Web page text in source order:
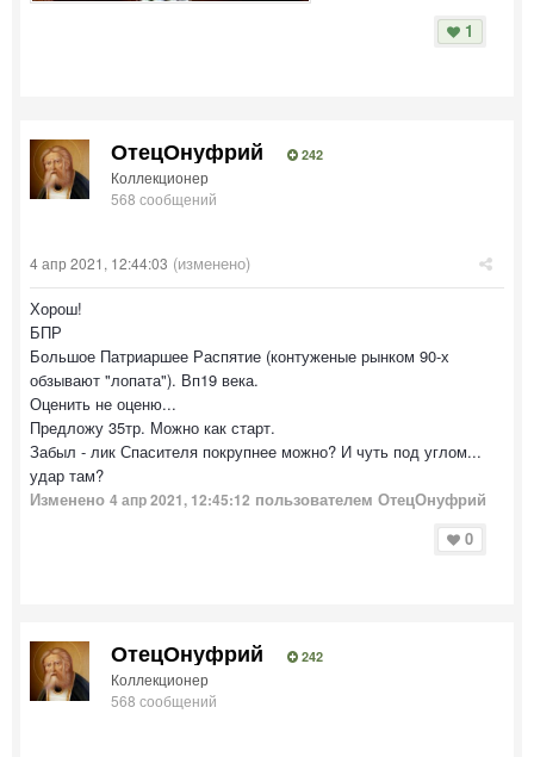
1
ОтецОнуфрий 242
Коллекционер
568 сообщений
4 апр 2021, 12:44:03 (изменено)
Хорош!
БПР
Большое Патриаршее Распятие (контуженые рынком 90-х
обзывают "лопата"). Вп19 века.
Оценить не оценю...
Предложу 35тр. Можно как старт.
Забыл - лик Спасителя покрупнее можно? И чуть под углом...
удар там?
Изменено 4 апр 2021, 12:45:12 пользователем ОтецОнуфрий
0
ОтецОнуфрий 242
Коллекционер
568 сообщений